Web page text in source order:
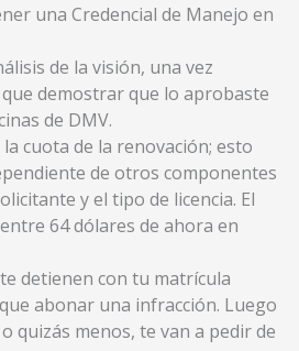
una Credencial de Manejo en
de la visión, una vez
demostrar que lo aprobaste
de DMV.
cuota de la renovación; esto
de otros componentes
y el tipo de licencia. El
64 dólares de ahora en
detienen con tu matrícula
abonar una infracción. Luego
quizás menos, te van a pedir de